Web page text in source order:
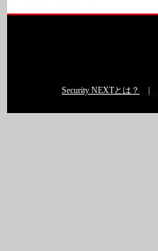
Security NEXTとは？